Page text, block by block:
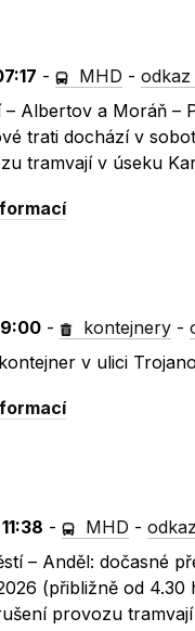
- MHD -
– Albertov a Moráň –
trati dochází v
tramvají v úseku
- kontejnery -
v ulici
- MHD -
– Anděl: dočasné
(přibližně od
provozu